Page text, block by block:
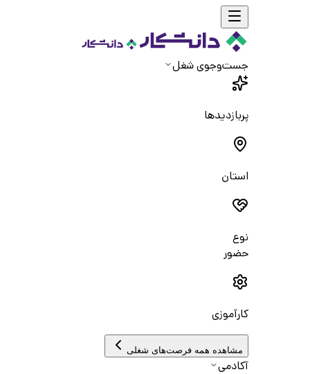
جست‌و‌جوی شغل
پربازدیدها
استان
نوع
حضور
کارآموزی
مشاهده همه فرصت‌های شغلی
آکادمی